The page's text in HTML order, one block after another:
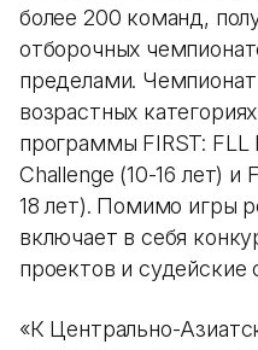
более 200 команд,
отборочных
пределами.
возрастных
программы FIRST: FLL
Challenge (10-16 лет) и
18 лет). Помимо игры
включает в себя
проектов и судейские
«К Центрально-